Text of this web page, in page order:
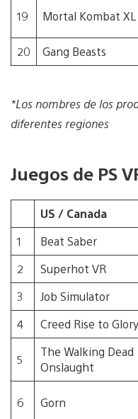
19 Mortal Kombat XL
20
Gang Beasts
*Los nombres de los
diferentes regiones
Juegos de PS
US / Canada
1
Beat Saber
2
Superhot VR
3
Job Simulator
4
Creed Rise to Glory
5
The Walking Dead
Onslaught
6 Gorn